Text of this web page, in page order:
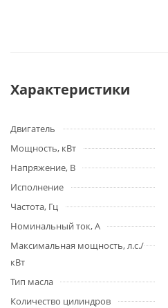
Характеристики
Двигатель
Мощность, кВт
Напряжение, В
Исполнение
Частота, Гц
Номинальный ток, А
Максимальная мощность, л.с./
кВт
Тип масла
Количество цилиндров